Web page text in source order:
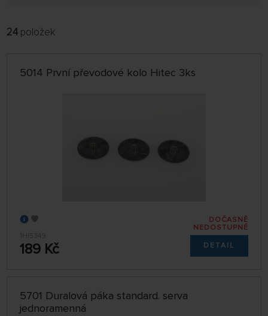
FILTROVAT:
64 NA STRÁNCE
24 položek
5014 První převodové kolo Hitec 3ks
1HI5349
189 Kč
DOČASNĚ
NEDOSTUPNÉ
DETAIL
5701 Duralová páka standard. serva
jednoramenná